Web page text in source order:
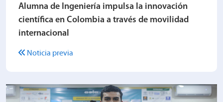
Alumna de Ingeniería impulsa la innovación
científica en Colombia a través de movilidad
internacional
Noticia previa